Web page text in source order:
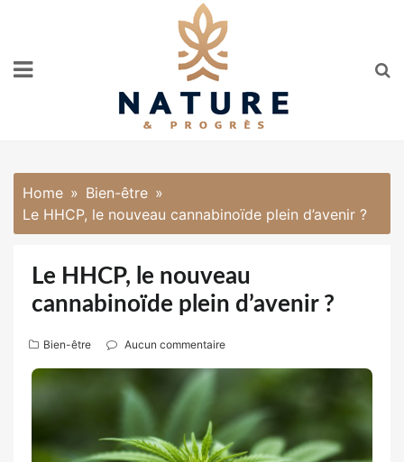
Home
Bien-être
Le HHCP, le nouveau cannabinoïde plein d’avenir ?
Le HHCP, le nouveau
cannabinoïde plein d’avenir ?
Bien-être Aucun commentaire